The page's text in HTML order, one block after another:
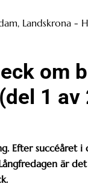
om
1 av
Efter
är